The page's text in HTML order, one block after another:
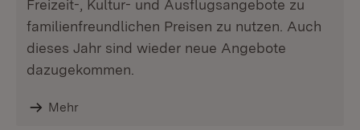
Freizeit-, Kultur- und Ausflugsangebote zu
familienfreundlichen Preisen zu nutzen. Auch
dieses Jahr sind wieder neue Angebote
dazugekommen.
Mehr